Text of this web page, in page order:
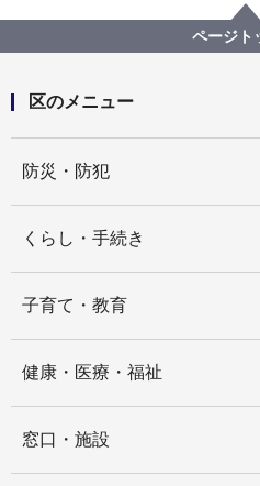
NO.12「ほどがやバンド
ページト
区のメニュー
防災・防犯
くらし・手続き
子育て・教育
健康・医療・福祉
窓口・施設